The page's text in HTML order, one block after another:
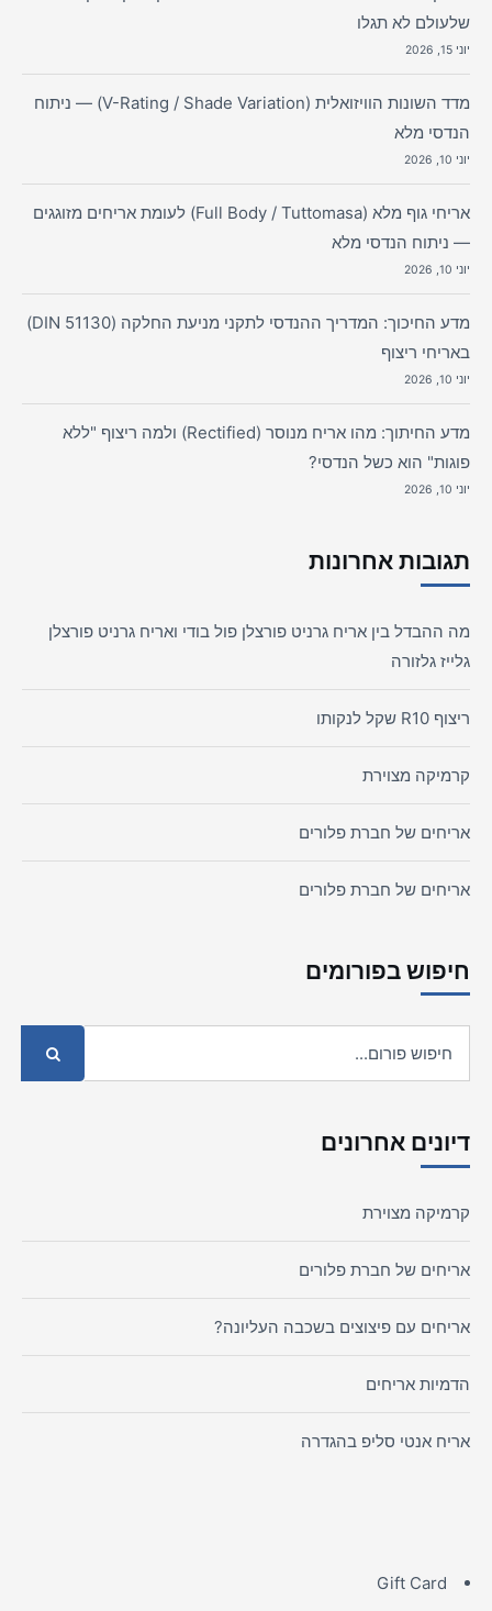
שלעולם לא תגלו
יוני 15, 2026
מדד השונות הוויזואלית (V-Rating / Shade Variation) — ניתוח
הנדסי מלא
יוני 10, 2026
אריחי גוף מלא (Full Body / Tuttomasa) לעומת אריחים מזוגגים
— ניתוח הנדסי מלא
יוני 10, 2026
מדע החיכוך: המדריך ההנדסי לתקני מניעת החלקה (DIN 51130)
באריחי ריצוף
יוני 10, 2026
מדע החיתוך: מהו אריח מנוסר (Rectified) ולמה ריצוף "ללא
פוגות" הוא כשל הנדסי?
יוני 10, 2026
תגובות אחרונות
מה ההבדל בין אריח גרניט פורצלן פול בודי ואריח גרניט פורצלן
גלייז גלזורה
ריצוף R10 שקל לנקותו
קרמיקה מצוירת
אריחים של חברת פלורים
אריחים של חברת פלורים
חיפוש בפורומים
דיונים אחרונים
קרמיקה מצוירת
אריחים של חברת פלורים
אריחים עם פיצוצים בשכבה העליונה?
הדמיות אריחים
אריח אנטי סליפ בהגדרה
Gift Card